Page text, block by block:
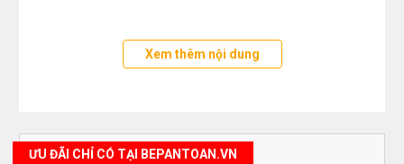
- Đường kính ống dẫn nước: Φ20.6
cho diện tích phun mưa lớn, có thể thay đổi chiều
Xem thêm nội dung
ƯU ĐÃI CHỈ CÓ TẠI BEPANTOAN.VN